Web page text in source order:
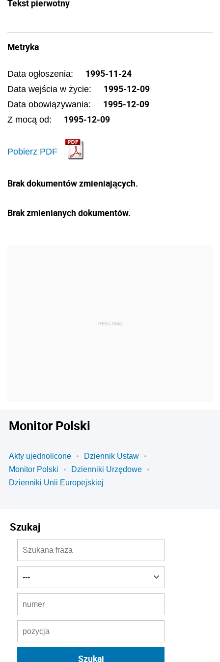
Tekst pierwotny
Metryka
Data ogłoszenia: 1995-11-24
Data wejścia w życie: 1995-12-09
Data obowiązywania: 1995-12-09
Z mocą od: 1995-12-09
Pobierz PDF
Brak dokumentów zmieniających.
Brak zmienianych dokumentów.
Monitor Polski
Akty ujednolicone
Dziennik Ustaw
Monitor Polski
Dzienniki Urzędowe
Dzienniki Unii Europejskiej
Szukaj